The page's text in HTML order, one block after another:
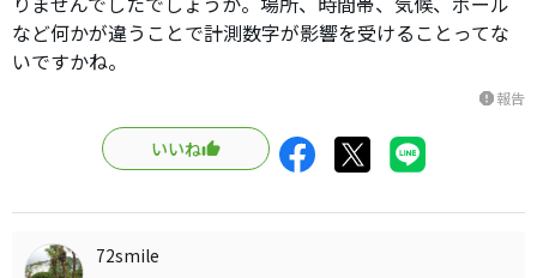
など何かが違うことで計測数字が影響を受けることってな
いですかね。
report報告
いいね
72smile